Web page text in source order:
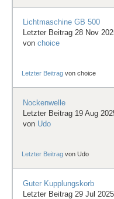
Lichtmaschine GB 500
Letzter Beitrag 28 Nov
von choice
Letzter Beitrag vonchoice
Nockenwelle
Letzter Beitrag 19 Aug
von Udo
Letzter Beitrag vonUdo
Guter Kupplungskorb
Letzter Beitrag 29 Jul